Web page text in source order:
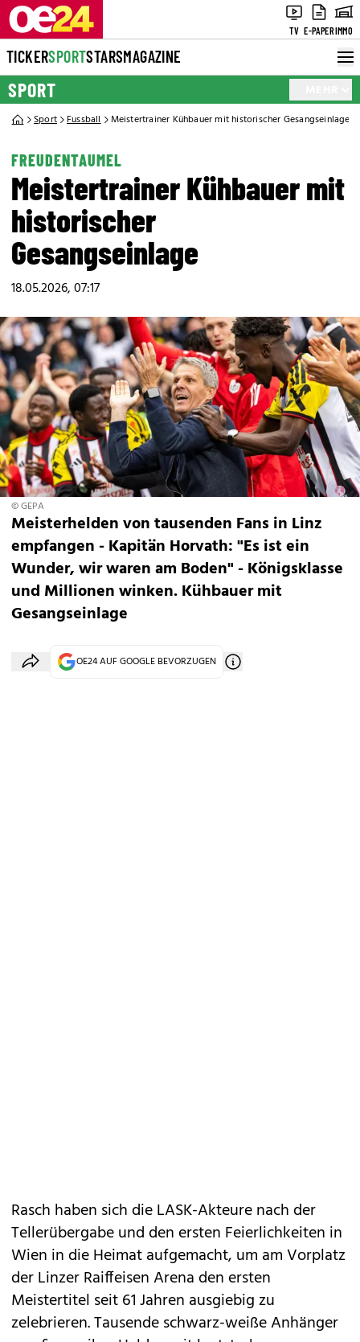
TV E-PAPERIMMO
TICKERSPORTSTARSMAGAZINE
SPORT
Sport Fussball Meistertrainer Kühbauer mit historischer Gesangseinlage
FREUDENTAUMEL
Meistertrainer Kühbauer mit
historischer
Gesangseinlage
18.05.2026, 07:17
© GEPA
Meisterhelden von tausenden Fans in Linz
empfangen - Kapitän Horvath: "Es ist ein
Wunder, wir waren am Boden" - Königsklasse
und Millionen winken. Kühbauer mit
Gesangseinlage
OE24 AUF GOOGLE BEVORZUGEN
Rasch haben sich die LASK-Akteure nach der
Tellerübergabe und den ersten Feierlichkeiten in
Wien in die Heimat aufgemacht, um am Vorplatz
der Linzer Raiffeisen Arena den ersten
Meistertitel seit 61 Jahren ausgiebig zu
zelebrieren. Tausende schwarz-weiße Anhänger